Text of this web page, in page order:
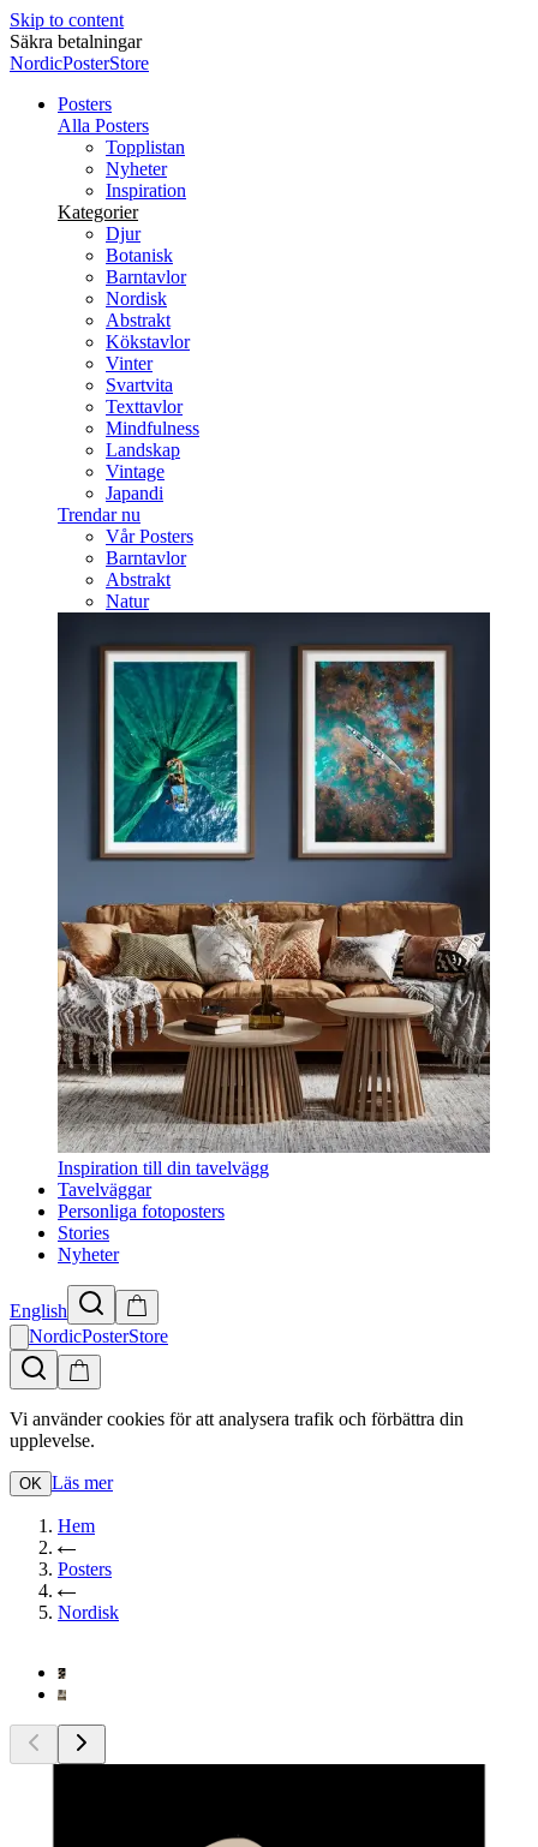
Skip to content
Säkra betalningar
NordicPosterStore
Posters
Alla Posters
Topplistan
Nyheter
Inspiration
Kategorier
Djur
Botanisk
Barntavlor
Nordisk
Abstrakt
Kökstavlor
Vinter
Svartvita
Texttavlor
Mindfulness
Landskap
Vintage
Japandi
Trendar nu
Vår Posters
Barntavlor
Abstrakt
Natur
Inspiration till din tavelvägg
Tavelväggar
Personliga fotoposters
Stories
Nyheter
English
NordicPosterStore
Vi använder cookies för att analysera trafik och förbättra din
upplevelse.
OK Läs mer
Hem
Posters
Nordisk